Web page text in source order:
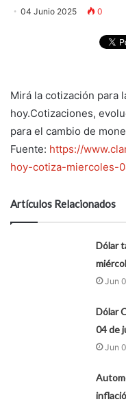
04 Junio 2025 0
Mirá la cotización para
hoy.Cotizaciones,
para el cambio de
Fuente: https://
hoy-cotiza-miercoles-
Artículos Relacionados
Dólar
Jun
Dólar
04 de
Jun